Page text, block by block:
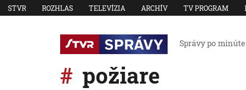
STVR ROZHLAS TELEVÍZIA ARCHÍV TV PROGRAM
Správy po minúte
požiare